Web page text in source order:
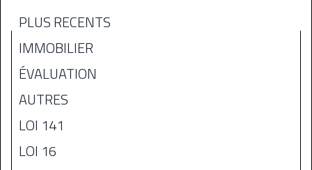
MENU
BLOGUE
PLUS RÉCENTS
IMMOBILIER
ÉVALUATION
AUTRES
LOI 141
LOI 16